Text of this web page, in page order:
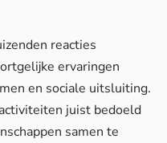
reacties
ervaringen
en sociale uitsluiting.
juist bedoeld
samen te